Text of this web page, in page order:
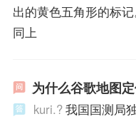
出的黄色五角形的标
同上
为什么谷歌地图
kuri.?我国国测局